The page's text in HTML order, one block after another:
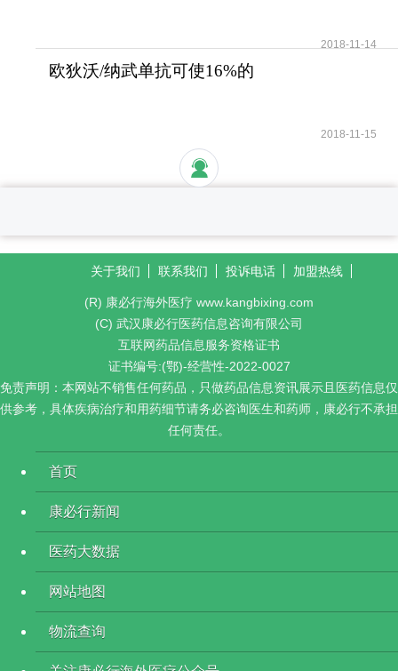
2018-11-14
欧狄沃/纳武单抗可使16%的
2018-11-15
关于我们 联系我们 投诉电话 加盟热线
(R) 康必行海外医疗 www.kangbixing.com
(C) 武汉康必行医药信息咨询有限公司
互联网药品信息服务资格证书
证书编号:(鄂)-经营性-2022-0027
免责声明：本网站不销售任何药品，只做药品信息资讯展示且医药信息仅
供参考，具体疾病治疗和用药细节请务必咨询医生和药师，康必行不承担
任何责任。
首页
康必行新闻
医药大数据
网站地图
物流查询